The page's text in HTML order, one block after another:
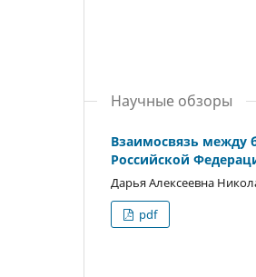
Научные обзоры
Взаимосвязь между
Российской
Дарья Алексеевна
pdf